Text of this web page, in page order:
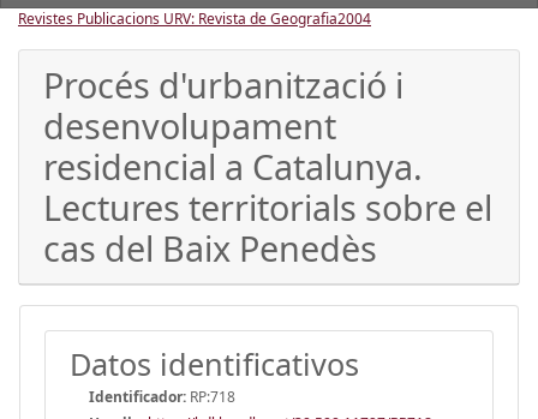
Revistes Publicacions URV: Revista de Geografia2004
Procés d'urbanització i
desenvolupament
residencial a Catalunya.
Lectures territorials sobre el
cas del Baix Penedès
Datos identificativos
Identificador: RP:718